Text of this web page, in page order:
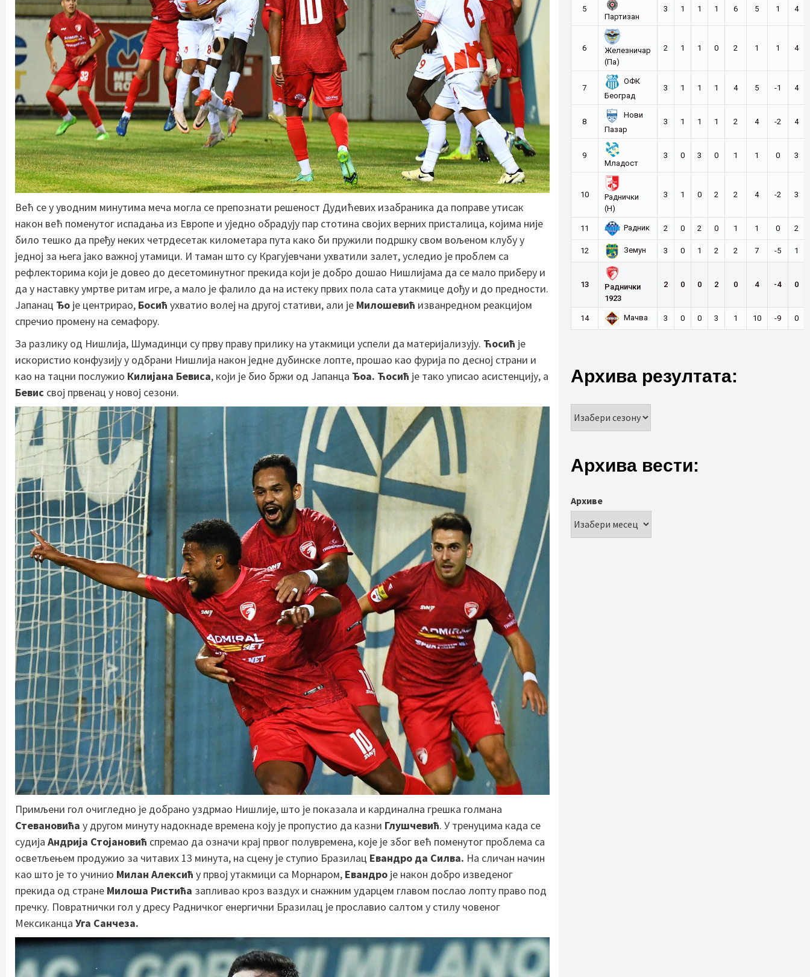
Већ се у уводним минутима меча могла се препознати решеност Дудићевих изабраника да поправе утисак
након већ поменутог испадања из Европе и уједно обрадују пар стотина својих верних присталица, којима није
било тешко да пређу неких четрдесетак километара пута како би пружили подршку свом вољеном клубу у
једној за њега јако важној утамици. И таман што су Крагујевчани ухватили залет, уследио је проблем са
рефлекторима који је довео до десетоминутног прекида који је добро дошао Нишлијама да се мало приберу и
да у наставку умртве ритам игре, а мало је фалило да на истеку првих пола сата утакмице дођу и до предности.
Јапанац Ђо је центрирао, Босић ухватио волеј на другој стативи, али је Милошевић изванредном реакцијом
спречио промену на семафору.
За разлику од Нишлија, Шумадинци су прву праву прилику на утакмици успели да материјализују. Ћосић је
искористио конфузију у одбрани Нишлија након једне дубинске лопте, прошао као фурија по десној страни и
као на тацни послужио Килијана Бевиса, који је био бржи од Јапанца Ђоа. Ћосић је тако уписао асистенцију, а
Бевис свој првенац у новој сезони.
Примљени гол очигледно је добрано уздрмао Нишлије, што је показала и кардинална грешка голмана
Стевановића у другом минуту надокнаде времена коју је пропустио да казни Глушчевић. У тренуцима када се
судија Андрија Стојановић спремао да означи крај првог полувремена, које је због већ поменутог проблема са
осветљењем продужио за читавих 13 минута, на сцену је ступио Бразилац Евандро да Силва. На сличан начин
као што је то учинио Милан Алексић у првој утакмици са Морнаром, Евандро је након добро изведеног
прекида од стране Милоша Ристића запливао кроз ваздух и снажним ударцем главом послао лопту право под
пречку. Повратнички гол у дресу Радничког енергични Бразилац је прославио салтом у стилу човеног
Мексиканца Уга Санчеза.
5
Партизан
3 1 1 1 6 5 1 4
6
Железничар
(Па)
2 1 1 0 2 1 1 4
7
ОФК
Београд
3 1 1 1 4 5 -1 4
8
Нови
Пазар
3 1 1 1 2 4 -2 4
9
Младост
3 0 3 0 1 1 0 3
10
Раднички
(Н)
3 1 0 2 2 4 -2 3
11 Радник 2 0 2 0 1 1 0 2
12 Земун 3 0 1 2 2 7 -5 1
13
Раднички
1923
2 0 0 2 0 4 -4 0
14 Мачва 3 0 0 3 1 10 -9 0
Архива резултата:
Архива вести:
Архиве